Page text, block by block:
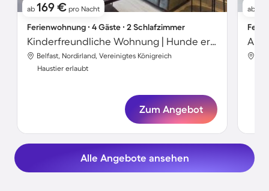
ab 169 € pro Nacht
Ferienwohnung ∙ 4 Gäste ∙ 2 Schlafzimmer
Kinderfreundliche Wohnung | Hunde erlaubt
Belfast, Nordirland, Vereinigtes Königreich
Haustier erlaubt
Zum Angebot
ab
Alle Angebote ansehen